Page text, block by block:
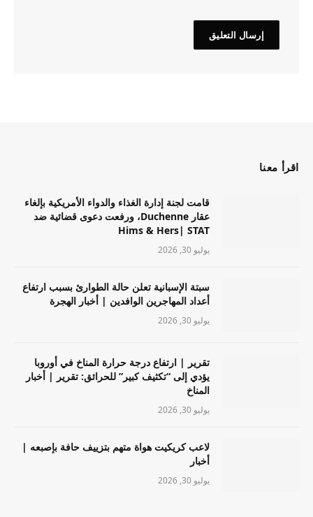
اقرأ معنا
قامت لجنة إدارة الغذاء والدواء الأمريكية بإلغاء
عقار Duchenne، ورفعت دعوى قضائية ضد
Hims & Hers| STAT
يوليو 30, 2026
سبتة الإسبانية تعلن حالة الطوارئ بسبب ارتفاع
أعداد المهاجرين الوافدين | أخبار الهجرة
يوليو 30, 2026
تقرير | ارتفاع درجة حرارة المناخ في أوروبا
يؤدي إلى “تكثيف كبير” للحرائق: تقرير | أخبار
المناخ
يوليو 30, 2026
لاعب كريكيت هواة متهم بتزييف حافة بإصبعه |
أخبار
يوليو 30, 2026